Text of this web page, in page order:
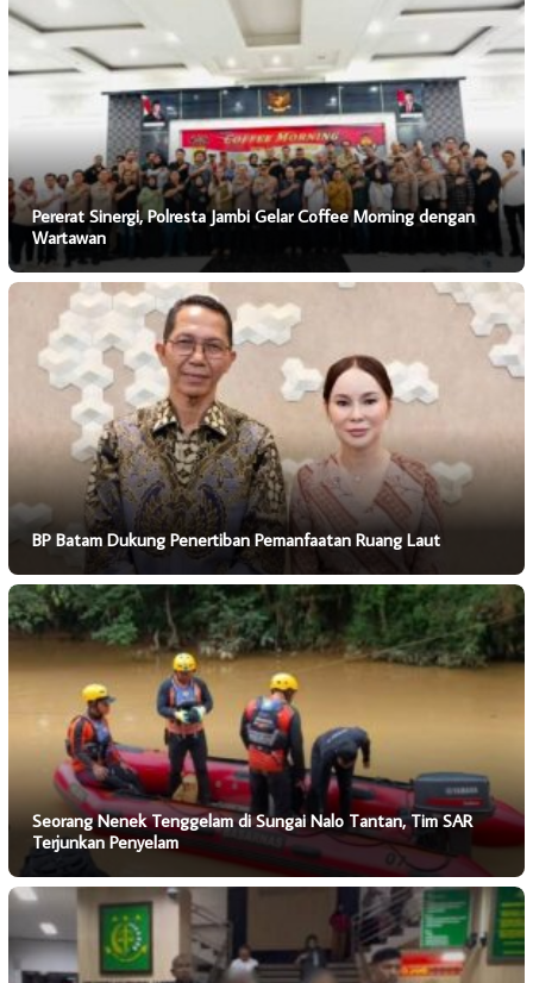
Pererat Sinergi, Polresta Jambi Gelar Coffee Morning dengan
Wartawan
BP Batam Dukung Penertiban Pemanfaatan Ruang Laut
Seorang Nenek Tenggelam di Sungai Nalo Tantan, Tim SAR
Terjunkan Penyelam